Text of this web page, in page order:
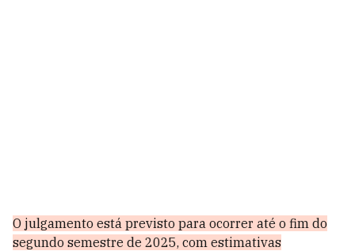
O julgamento está previsto para ocorrer até o fim do
segundo semestre de 2025, com estimativas